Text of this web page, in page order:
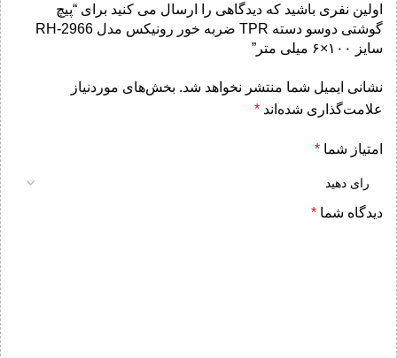
اولین نفری باشید که دیدگاهی را ارسال می کنید برای “پیچ
گوشتی دوسو دسته TPR ضربه خور رونیکس مدل RH-2966
سایز ۱۰۰×۶ میلی متر”
نشانی ایمیل شما منتشر نخواهد شد. بخش‌های موردنیاز
علامت‌گذاری شده‌اند *
امتیاز شما *
دیدگاه شما *